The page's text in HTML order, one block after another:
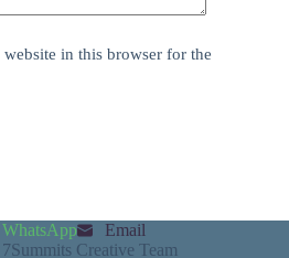
in this browser for the
WhatsApp
Email
Creative Team